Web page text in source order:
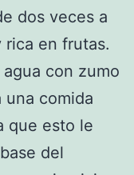
dos veces a
rica en frutas.
con zumo
una comida
que esto le
del